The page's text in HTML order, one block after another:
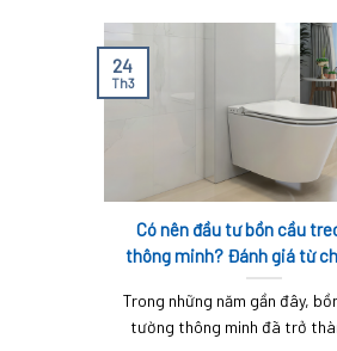
Có nên đầu tư bồn cầu
thông minh? Đánh giá từ
Trong những năm gần đây,
tường thông minh đã trở
24
Th3